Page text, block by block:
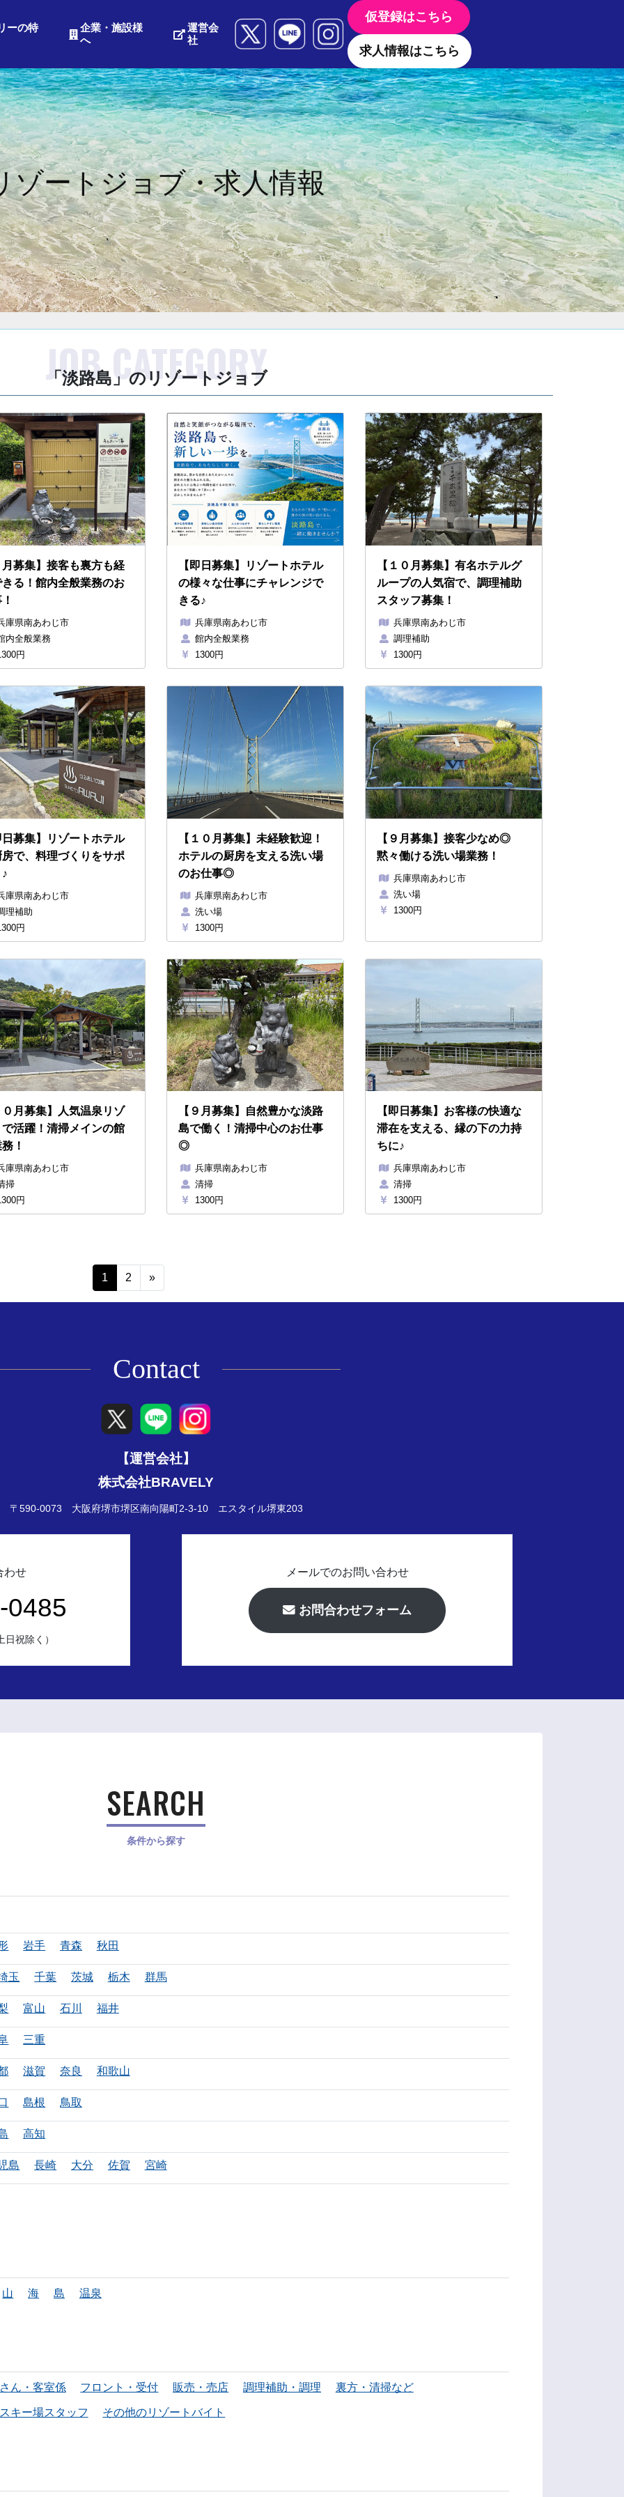
ーの特
企業・施設様
へ
運営会
社
仮登録はこちら
求人情報はこちら
ゾートジョブ・求人情報
「淡路島」のリゾートジョブ
月募集】接客も裏方も経
る！館内全般業務のお
庫県南あわじ市
内全般業務
円
【即日募集】リゾートホテル
の様々な仕事にチャレンジで
きる♪
兵庫県南あわじ市
館内全般業務
1300円
【１０月募集】有名ホテルグ
ループの人気宿で、調理補助
スタッフ募集！
兵庫県南あわじ市
調理補助
1300円
日募集】リゾートホテル
で、料理づくりをサポ
庫県南あわじ市
理補助
円
【１０月募集】未経験歓迎！
ホテルの厨房を支える洗い場
のお仕事◎
兵庫県南あわじ市
洗い場
1300円
【９月募集】接客少なめ◎
黙々働ける洗い場業務！
兵庫県南あわじ市
洗い場
1300円
０月募集】人気温泉リゾ
で活躍！清掃メインの館
！
庫県南あわじ市
掃
円
【９月募集】自然豊かな淡路
島で働く！清掃中心のお仕事
◎
兵庫県南あわじ市
清掃
1300円
【即日募集】お客様の快適な
滞在を支える、縁の下の力持
ちに♪
兵庫県南あわじ市
清掃
1300円
1 2 »
Contact
【運営会社】
株式会社BRAVELY
〒590-0073 大阪府堺市堺区南向陽町2-3-10 エスタイル堺東203
わせ
0485
祝除く）
メールでのお問い合わせ
お問合わせフォーム
SEARCH
条件から探す
岩手 青森 秋田
玉 千葉 茨城 栃木 群馬
富山 石川 福井
三重
滋賀 奈良 和歌山
島根 鳥取
高知
島 長崎 大分 佐賀 宮崎
山 海 島 温泉
ん・客室係 フロント・受付 販売・売店 調理補助・調理 裏方・清掃など
スキー場スタッフ その他のリゾートバイト